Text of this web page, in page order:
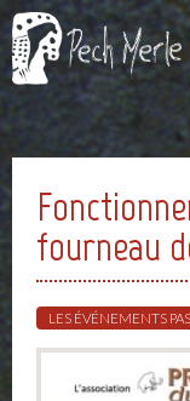
fourneau
LES ÉVÉNEMENTS